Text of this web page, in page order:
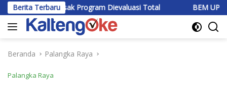
Langsung
ke
konten
Berita Terbaru
Program Dievaluasi Total BEM UPR Dipercaya
Beranda Palangka Raya
Palangka Raya